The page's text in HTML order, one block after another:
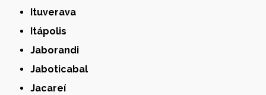
Ituverava
Itápolis
Jaborandi
Jaboticabal
Jacareí